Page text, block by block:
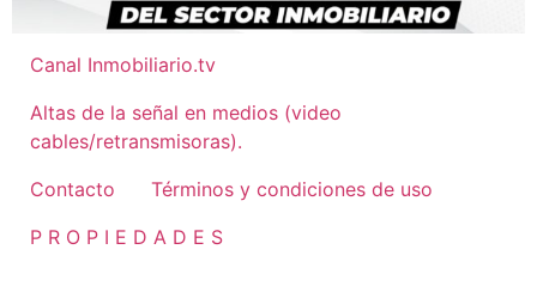
Canal Inmobiliario.tv
Altas de la señal en medios (video
cables/retransmisoras).
Contacto
Términos y condiciones de uso
P R O P I E D A D E S